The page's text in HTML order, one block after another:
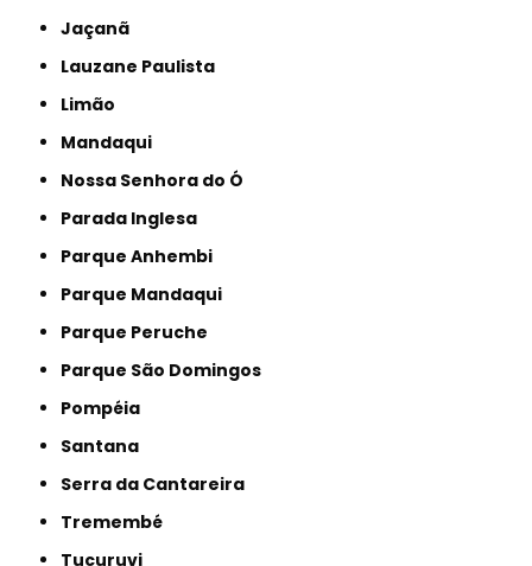
Jaçanã
Lauzane Paulista
Limão
Mandaqui
Nossa Senhora do Ó
Parada Inglesa
Parque Anhembi
Parque Mandaqui
Parque Peruche
Parque São Domingos
Pompéia
Santana
Serra da Cantareira
Tremembé
Tucuruvi